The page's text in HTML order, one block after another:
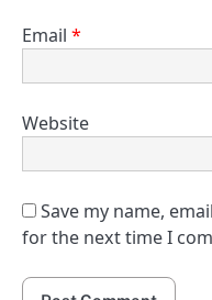
Email *
Website
Save my name,
for the next time I